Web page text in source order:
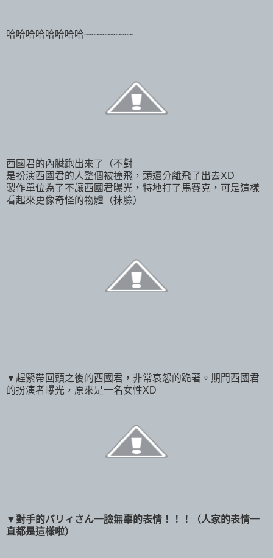
哈哈哈哈哈哈哈哈~~~~~~~~~
西國君的內臟跑出來了（不對
是扮演西國君的人整個被撞飛，頭還分離飛了出去XD
製作單位為了不讓西國君曝光，特地打了馬賽克，可是這樣
看起來更像奇怪的物體（抹臉）
▼趕緊帶回頭之後的西國君，非常哀怨的跪著。期間西國君
的扮演者曝光，原來是一名女性XD
▼對手的バリィさん一臉無辜的表情！！！（人家的表情一
直都是這樣啦）